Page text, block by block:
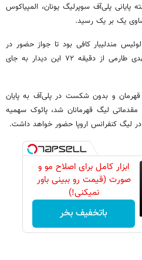
پایانی پلی‌آف سوپرلیگ یونان، المپیاکوس
یک بر یک رسید.
مندلیبار کافی بود تا جواز حضور در
لیگ قهرمانان اروپا را کسب کند. مهدی طارمی از دقیقه ۷۲ این دیدار به جای
و بدون شکست در پلی‌آف به پایان
لیگ قهرمانان شد، پائوک سهمیه
در لیگ کنفرانس اروپا حضور خواهد داشت.
ابزار کامل برای اصلاح مو و
صورت (قیمت رو ببینی باور
نمیکنی!)
باتخفیف بخر